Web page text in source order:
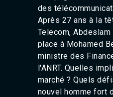
des
Après 27 ans à la
Telecom,Abdeslam
place à Mohamed
ministre des
l'ANRT. Quelles
marché ? Quels
nouvel homme fort